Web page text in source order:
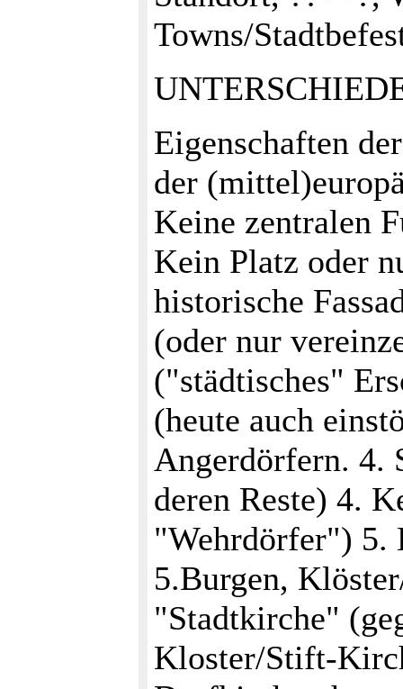
Towns/
Eigenschaften
der
Keine zentralen
Kein Platz oder
historische
(oder nur
("städtisches"
(heute auch
Angerdörfern. 4.
deren Reste) 4.
"Wehrdörfer") 5.
5.Burgen,
"Stadtkirche"
Kloster/Stift-